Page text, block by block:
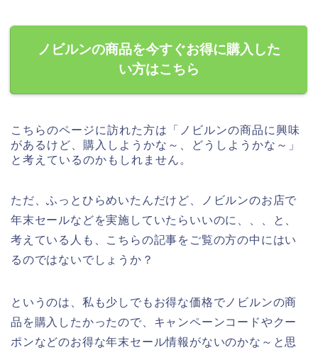
ノビルンの商品を今すぐお得に購入した
い方はこちら
こちらのページに訪れた方は「ノビルンの商品に興味
があるけど、購入しようかな～、どうしようかな～」
と考えているのかもしれません。
ただ、ふっとひらめいたんだけど、ノビルンのお店で
年末セールなどを実施していたらいいのに、、、と、
考えている人も、こちらの記事をご覧の方の中にはい
るのではないでしょうか？
というのは、私も少しでもお得な価格でノビルンの商
品を購入したかったので、キャンペーンコードやクー
ポンなどのお得な年末セール情報がないのかな～と思